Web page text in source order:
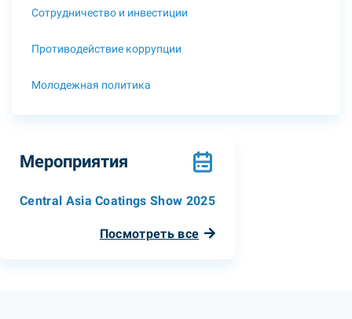
Сотрудничество и инвестиции
Противодействие коррупции
Молодежная политика
Мероприятия
Central Asia Coatings Show 2025
Посмотреть все